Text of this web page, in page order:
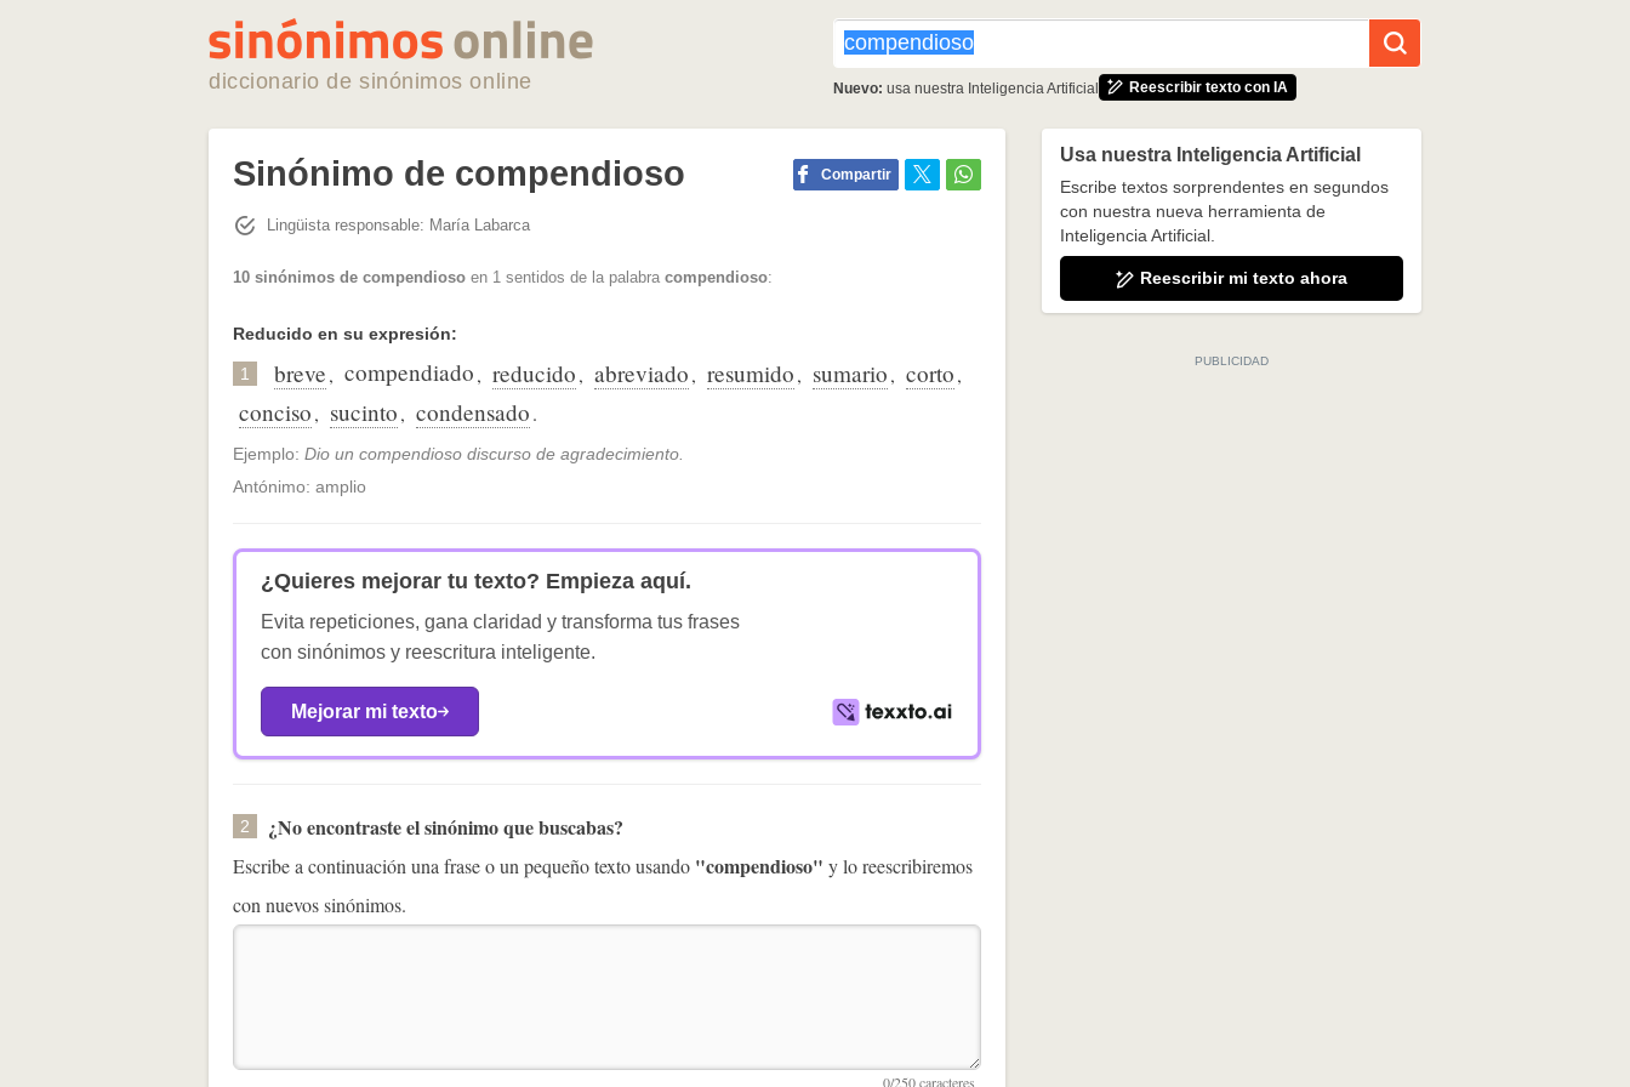
diccionario de sinónimos online Nuevo: usa nuestra Inteligencia Artificial Reescribir texto con IA
Sinónimo de compendioso Compartir
Lingüista responsable: María Labarca
10 sinónimos de compendioso en 1 sentidos de la palabra compendioso:
Reducido en su expresión:
1 breve, compendiado, reducido, abreviado, resumido, sumario, corto,
conciso, sucinto, condensado.
Ejemplo: Dio un compendioso discurso de agradecimiento.
Antónimo: amplio
¿Quieres mejorar tu texto? Empieza aquí.
Evita repeticiones, gana claridad y transforma tus frases
con sinónimos y reescritura inteligente.
Mejorar mi texto
2 ¿No encontraste el sinónimo que buscabas?
Escribe a continuación una frase o un pequeño texto usando "compendioso" y lo reescribiremos
con nuevos sinónimos.
Usa nuestra Inteligencia Artificial
Escribe textos sorprendentes en segundos
con nuestra nueva herramienta de
Inteligencia Artificial.
Reescribir mi texto ahora